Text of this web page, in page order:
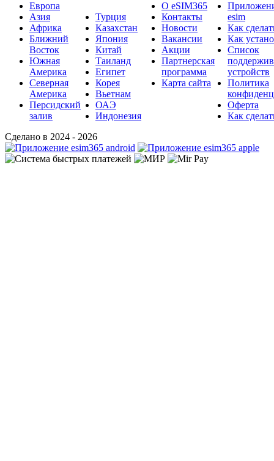
Европа
Азия
Африка
Ближний
Восток
Южная
Америка
Северная
Америка
Персидский
залив
Турция
Казахстан
Япония
Китай
Таиланд
Египет
Корея
Вьетнам
ОАЭ
Индонезия
О eSIM365
Контакты
Новости
Вакансии
Акции
Партнерская
программа
Карта сайта
esim
Как
Как
Список
устройств
Политика
Оферта
Как
Сделано в 2024 - 2026